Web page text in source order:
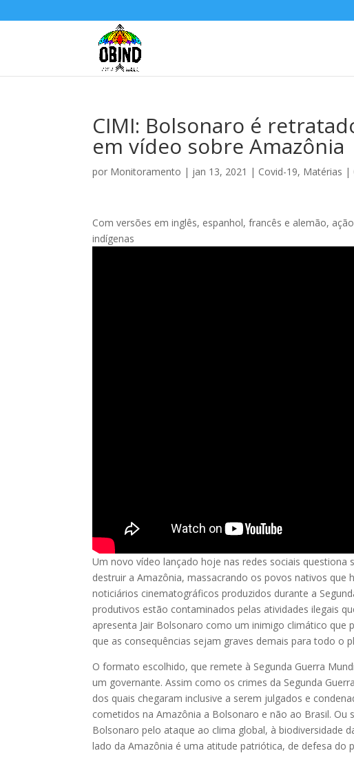
CIMI: Bolsonaro é
em vídeo sobre Amazônia
por Monitoramento | jan 13, 2021 | Covid-19, Matérias |
Com versões em inglês, espanhol, francês e alemão,
indígenas
Um novo vídeo lançado hoje nas redes sociais
destruir a Amazônia, massacrando os povos nativos
noticiários cinematográficos produzidos durante a
produtivos estão contaminados pelas atividades ilegais
apresenta Jair Bolsonaro como um inimigo climático que
que as consequências sejam graves demais para todo o
O formato escolhido, que remete à Segunda Guerra
um governante. Assim como os crimes da Segunda
dos quais chegaram inclusive a serem julgados e
cometidos na Amazônia a Bolsonaro e não ao Brasil.
Bolsonaro pelo ataque ao clima global, à biodiversidade
lado da Amazônia é uma atitude patriótica, de defesa do